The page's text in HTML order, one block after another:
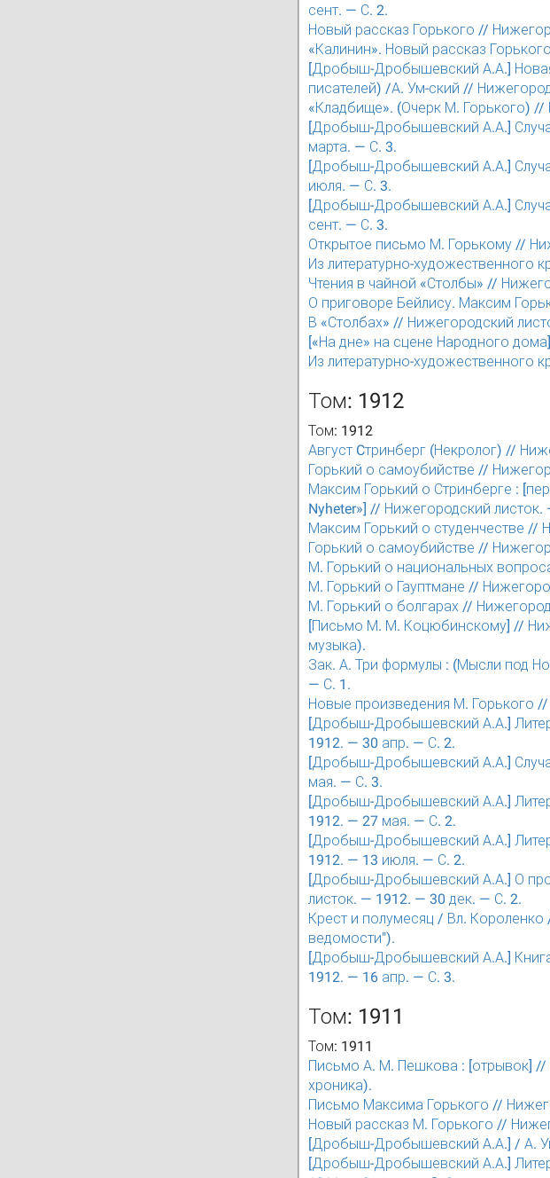
сент. — С. 2.
Новый рассказ Горького //
«Калинин». Новый рассказ
[Дробыш-Дробышевский А.А.] Новая
писателей) /А. Ум-ский //
«Кладбище». (Очерк М. Горького)
[Дробыш-Дробышевский А.А.]
марта. — С. 3.
[Дробыш-Дробышевский А.А.]
июля. — С. 3.
[Дробыш-Дробышевский А.А.]
сент. — С. 3.
Открытое письмо М. Горькому //
Из литературно-художественного
Чтения в чайной «Столбы» //
О приговоре Бейлису. Максим
В «Столбах» // Нижегородский
[«На дне» на сцене Народного
Из литературно-художественного
Том: 1912
Том: 1912
Август Cтринберг (Некролог) //
Горький о самоубийстве //
Максим Горький о Стринберге :
Nyheter»] // Нижегородский
Максим Горький о студенчестве //
Горький о самоубийстве //
М. Горький о национальных
М. Горький о Гауптмане //
М. Горький о болгарах //
[Письмо М. М. Коцюбинскому] //
музыка).
Зак. А. Три формулы : (Мысли под
— С. 1.
Новые произведения М. Горького
[Дробыш-Дробышевский А.А.]
1912. — 30 апр. — С. 2.
[Дробыш-Дробышевский А.А.]
мая. — С. 3.
[Дробыш-Дробышевский А.А.]
1912. — 27 мая. — С. 2.
[Дробыш-Дробышевский А.А.]
1912. — 13 июля. — С. 2.
[Дробыш-Дробышевский А.А.] О
листок. — 1912. — 30 дек. — С. 2.
Крест и полумесяц / Вл. Короленко
ведомости").
[Дробыш-Дробышевский А.А.]
1912. — 16 апр. — С. 3.
Том: 1911
Том: 1911
Письмо А. М. Пешкова : [отрывок]
хроника).
Письмо Максима Горького //
Новый рассказ М. Горького //
[Дробыш-Дробышевский А.А.] / А.
[Дробыш-Дробышевский А.А.]